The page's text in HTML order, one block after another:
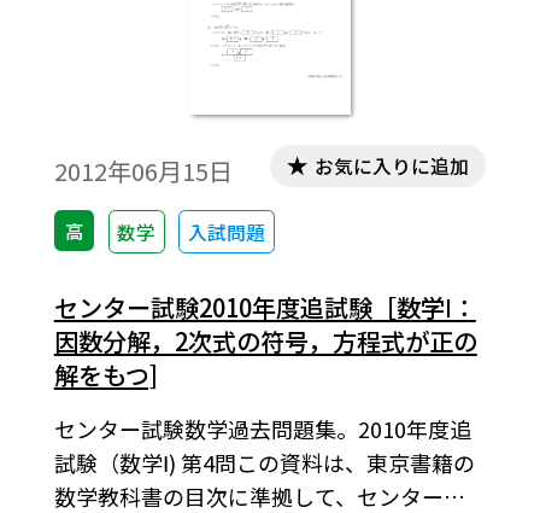
2012年06月15日
高 数学 入試問題
お気に入りに追加
センター試験2010年度追試験［数学Ⅰ：
因数分解，2次式の符号，方程式が正の
解をもつ]
センター試験数学過去問題集。2010年度追
試験（数学Ⅰ) 第4問この資料は、東京書籍の
数学教科書の目次に準拠して、センター試